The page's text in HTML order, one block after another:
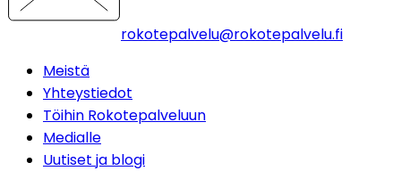
rokotepalvelu@rokotepalvelu.fi
Meistä
Yhteystiedot
Töihin Rokotepalveluun
Medialle
Uutiset ja blogi